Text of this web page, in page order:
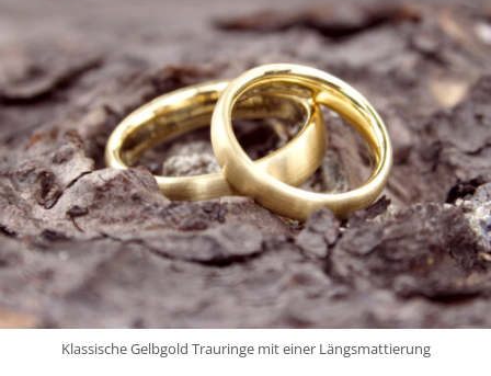
Klassische Gelbgold Trauringe mit einer Längsmattierung